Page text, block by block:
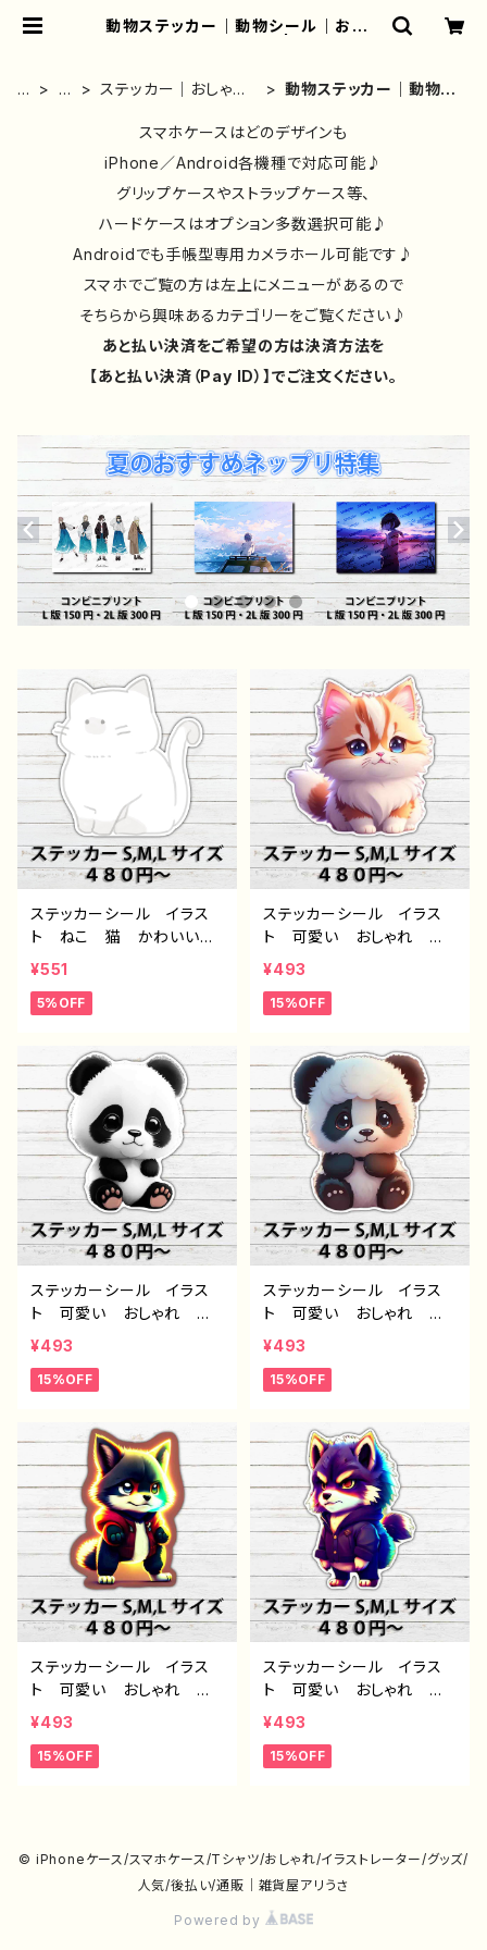
動物ステッカー｜動物シール｜おしゃ
れ/イラストレーター/グッズ/人気/後
払い/通販｜雑貨屋アリうさ
ホ
雑
ステッカー｜おしゃれ
ター｜かわいい
動物ステッカー｜動物シ
い｜スマホ
スマホケースはどのデザインも
iPhone／Android各機種で対応可能♪
グリップケースやストラップケース等、
ハードケースはオプション多数選択可能♪
Androidでも手帳型専用カメラホール可能です♪
スマホでご覧の方は左上にメニューがあるので
そちらから興味あるカテゴリーをご覧ください♪
あと払い決済をご希望の方は決済方法を
【あと払い決済（Pay ID）】でご注文ください。
ステッカーシール イラス
ト ねこ 猫 かわいい
ゆるい シンプル 個性
個性的 人気 イラストレ
師 オリジナル デザイ
ン グッズ スマホケー
ス サイズ 挟む タイト
ル：ぽいんと 作：栞音 F-
5
¥551
5%OFF
ステッカーシール イラス
ト 可愛い おしゃれ ゆ
るい 動物 キャラクタ
すめ 個性的 人気 イラ
エイター ノンブランド オ
リジナル デザイン グッ
ズ スマホケース サイ
ズ 挟む タイトル：ステッ
カーデザイン 720 J1-9
¥493
15%OFF
ステッカーシール イラス
ト 可愛い おしゃれ ゆ
るい 動物 パンダ おす
ストレーター 絵師 クリ
リジナル デザイン グッ
ズ スマホケース サイ
ズ 挟む タイトル：ステッ
カーデザイン 721 J1-9
¥493
15%OFF
ステッカーシール イラス
ト 可愛い おしゃれ ゆ
るい 動物 パンダ おす
ストレーター 絵師 クリ
リジナル デザイン グッ
ズ スマホケース サイ
ズ 挟む タイトル：ステッ
カーデザイン 718 J1-9
¥493
15%OFF
ステッカーシール イラス
ト 可愛い おしゃれ ゆ
るい 動物 キャラクタ
狼 おすすめ 個性的 人
ン グッズ スマホケー
ル：ステッカーデザイン 719
¥493
15%OFF
ステッカーシール イラス
ト 可愛い おしゃれ ゆ
るい 動物 キャラクタ
狼 おすすめ 個性的 人
ン グッズ スマホケー
ル：ステッカーデザイン 717
J1-9
¥493
15%OFF
© iPhoneケース/スマホケース/Tシャツ/おしゃれ/イラストレーター/グッズ/
人気/後払い/通販｜雑貨屋アリうさ
Powered by